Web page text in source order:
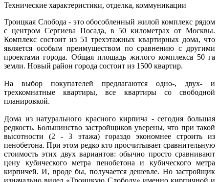
Технические характеристики, отделка, коммуникации
Троицкая Слобода - это обособленный жилой комплекс рядом
с центром Сергиева Посада, в 50 километрах от Москвы.
Комплекс состоит из 51 трехэтажных квартирных дома, что
является особым преимуществом по сравнению с другими
проектами города. Общая площадь жилого комплекса 50 га
земли. Новый район города состоит из 1500 квартир.
На выбор покупателей предлагаются одно-, двух- и
трехкомнатные квартиры, все квартиры со свободной
планировкой.
Дома из натурального красного кирпича - сегодня большая
редкость. Большинство застройщиков уверены, что при такой
высотности (2 - 3 этажа) гораздо экономнее строить из
пенобетона. При этом редко кто просчитывает сравнительную
стоимость этих двух вариантов: обычно просто сравнивают
цену кубического метра пенобетона и кубического метра
кирпичей. И, вроде бы, получается дешевле. Но застройщик
изначально видел «Троицкую Слободу» именно кирпичной и